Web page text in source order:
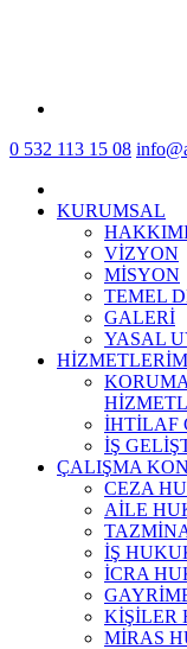
0 532 113 15 08
KURUMSAL
VİZYON
MİSYON
TEMEL
GALERİ
YASAL
İHTİLAF
İŞ
ÇALIŞMA
CEZA
AİLE
İŞ
İCRA
KİŞİLER
MİRAS